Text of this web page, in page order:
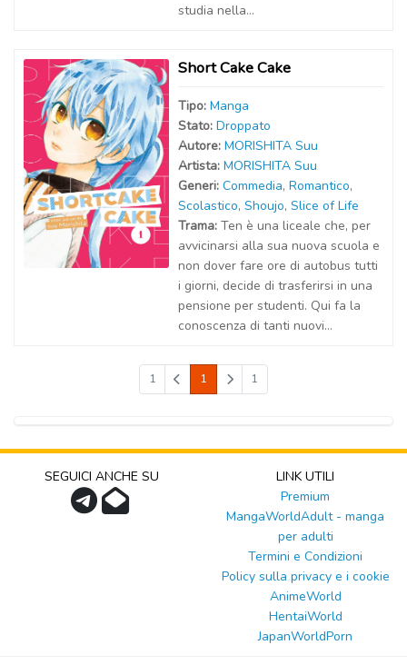
studia nella...
Short Cake Cake
Tipo: Manga
Stato: Droppato
Autore: MORISHITA Suu
Artista: MORISHITA Suu
Generi: Commedia, Romantico,
Scolastico, Shoujo, Slice of Life
Trama: Ten è una liceale che, per
avvicinarsi alla sua nuova scuola e
non dover fare ore di autobus tutti
i giorni, decide di trasferirsi in una
pensione per studenti. Qui fa la
conoscenza di tanti nuovi...
1 1 1
SEGUICI ANCHE SU
LINK UTILI
Premium
MangaWorldAdult - manga
per adulti
Termini e Condizioni
Policy sulla privacy e i cookie
AnimeWorld
HentaiWorld
JapanWorldPorn